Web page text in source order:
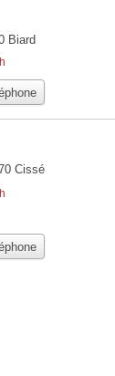
Biard
Cissé